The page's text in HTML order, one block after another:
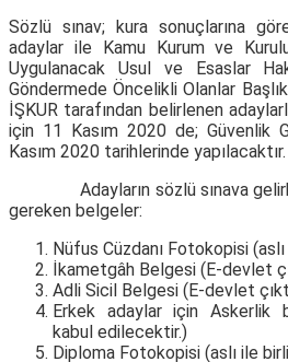
Sözlü sınav; kura sonuçlarına
adaylar ile Kamu Kurum ve
Uygulanacak Usul ve Esaslar
Göndermede Öncelikli Olanlar
İŞKUR tarafından belirlenen
için 11 Kasım 2020 de; Güvenlik
Kasım 2020 tarihlerinde yapılacaktır.
Adayların sözlü sınava
gereken belgeler:
Nüfus Cüzdanı Fotokopisi
İkametgâh Belgesi (E-devlet
Adli Sicil Belgesi (E-devlet
Erkek adaylar için Askerlik
kabul edilecektir.)
Diploma Fotokopisi (aslı ile